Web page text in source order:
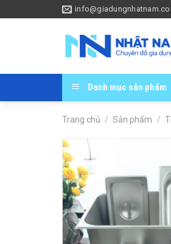
to
Danh mục sản phẩm
Trang chủ / Sản phẩm /